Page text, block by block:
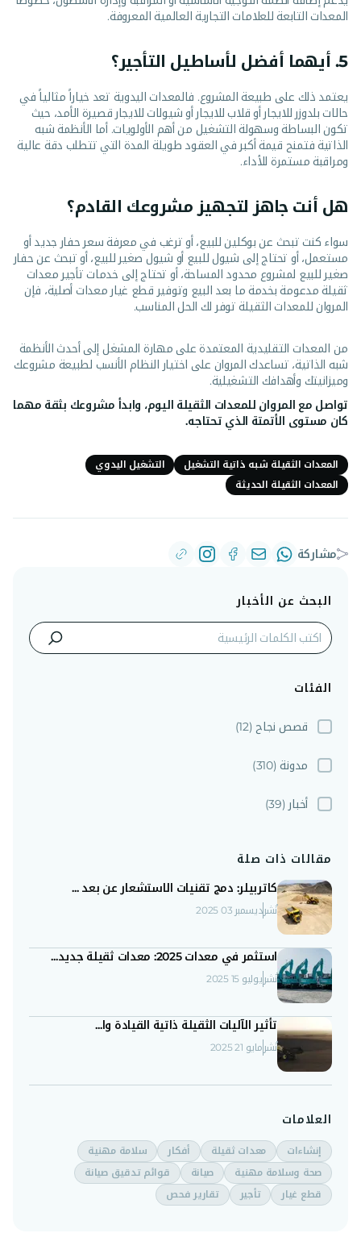
المعدات التابعة للعلامات التجارية العالمية المعروفة.
5. أيهما أفضل لأساطيل التأجير؟
يعتمد ذلك على طبيعة المشروع. فالمعدات اليدوية تعد خياراً مثالياً في
حالات بلدوزر للايجار أو قلاب للايجار أو شيولات للايجار قصيرة الأمد، حيث
تكون البساطة وسهولة التشغيل من أهم الأولويات. أما الأنظمة شبه
الذاتية فتمنح قيمة أكبر في العقود طويلة المدة التي تتطلب دقة عالية
ومراقبة مستمرة للأداء.
هل أنت جاهز لتجهيز مشروعك القادم؟
سواء كنت تبحث عن بوكلين للبيع، أو ترغب في معرفة سعر حفار جديد أو
مستعمل، أو تحتاج إلى شيول للبيع أو شيول صغير للبيع، أو تبحث عن حفار
صغير للبيع لمشروع محدود المساحة، أو تحتاج إلى خدمات تأجير معدات
ثقيلة مدعومة بخدمة ما بعد البيع وتوفير قطع غيار معدات أصلية، فإن
المروان للمعدات الثقيلة توفر لك الحل المناسب.
من المعدات التقليدية المعتمدة على مهارة المشغل إلى أحدث الأنظمة
شبه الذاتية، تساعدك المروان على اختيار النظام الأنسب لطبيعة مشروعك
وميزانيتك وأهدافك التشغيلية.
تواصل مع المروان للمعدات الثقيلة اليوم، وابدأ مشروعك بثقة مهما
كان مستوى الأتمتة الذي تحتاجه.
المعدات الثقيلة شبه ذاتية التشغيل
التشغيل اليدوي
المعدات الثقيلة الحديثة
مشاركة
البحث عن الأخبار
الفئات
قصص نجاح (12)
مدونة (310)
أخبار (39)
مقالات ذات صلة
كاتربيلر: دمج تقنيات الاستشعار عن بعد ...
نُشر ديسمبر 03 2025
استثمر في معدات 2025: معدات ثقيلة جديد...
نُشر يوليو 15 2025
تأثير الآليات الثقيلة ذاتية القيادة وا...
نُشر مايو 21 2025
العلامات
إنشاءات معدات ثقيلة أفكار
سلامة مهنية
صحة وسلامة مهنية
صيانة
قوائم تدقيق صيانة
قطع غيار
تأجير تقارير فحص